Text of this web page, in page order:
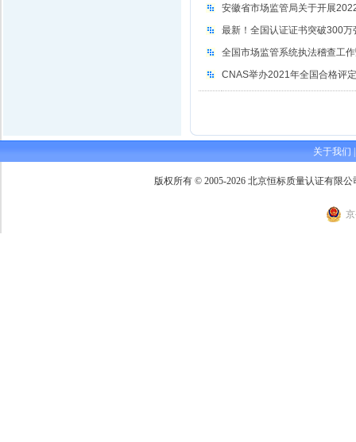
安徽省市场监管局关于开展
最新！全国认证证书突破300万
全国市场监管系统执法稽查工
CNAS举办2021年全国合格评
关于我们
版权所有 © 2005-2026 北京恒标质量认证有限